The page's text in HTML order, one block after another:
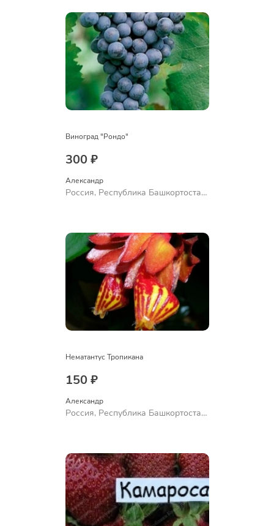
Виноград "Рондо"
300 ₽
Александр
Россия, Республика Башкортостан,
Нематантус Тропикана
150 ₽
Александр
Россия, Республика Башкортостан,